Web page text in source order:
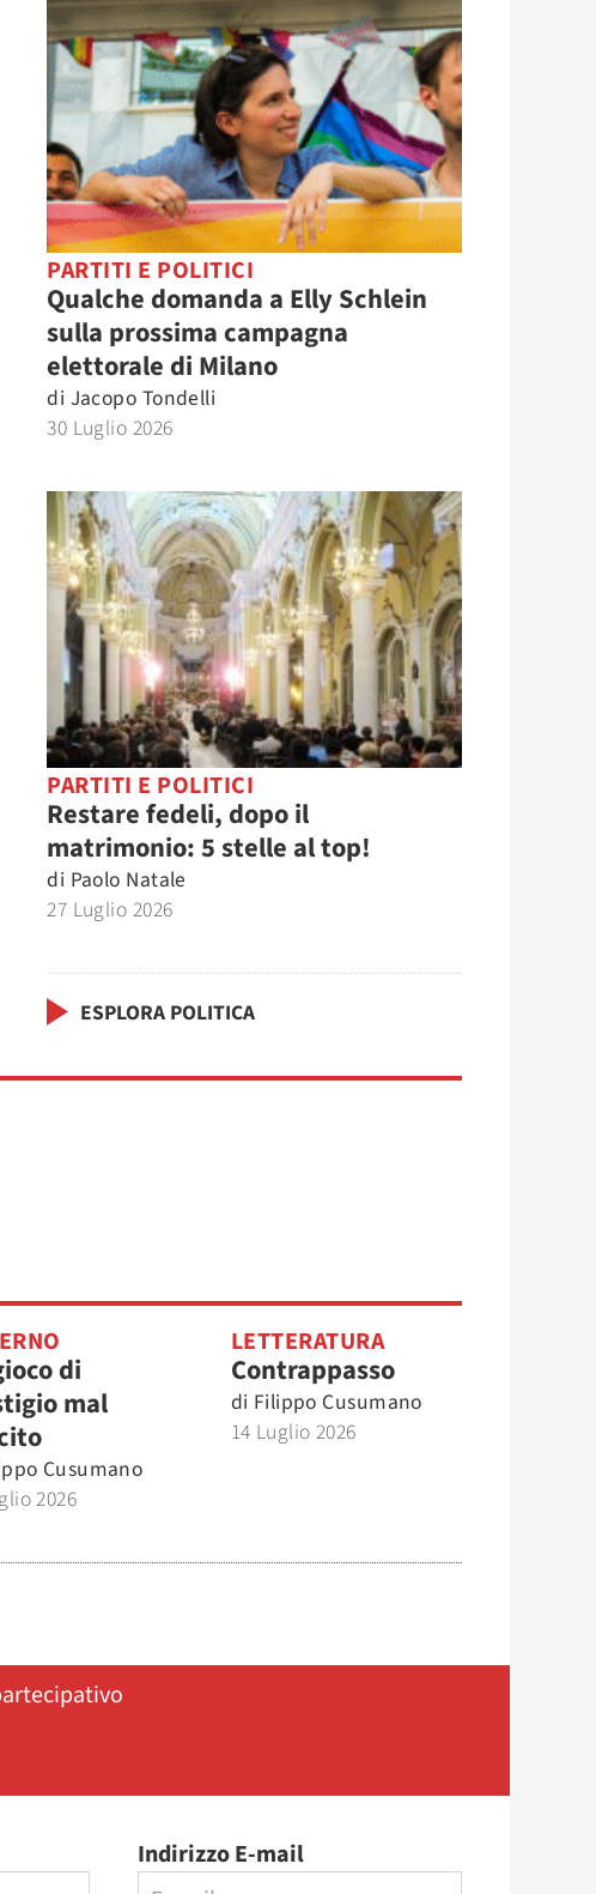
PARTITI E POLITICI
Qualche domanda a Elly Schlein
sulla prossima campagna
elettorale di Milano
di Jacopo Tondelli
30 Luglio 2026
PARTITI E POLITICI
Restare fedeli, dopo il
matrimonio: 5 stelle al top!
di Paolo Natale
27 Luglio 2026
ESPLORA POLITICA
di
mal
Cusumano
2026
LETTERATURA
Contrappasso
di Filippo Cusumano
14 Luglio 2026
Indirizzo E-mail